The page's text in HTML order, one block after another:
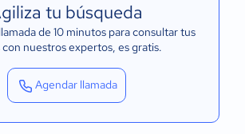
tu búsqueda
de 10 minutos para consultar tus
con nuestros expertos, es gratis.
Agendar llamada